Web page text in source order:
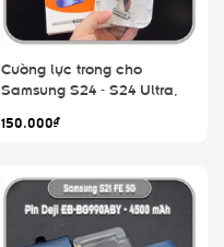
Cường lực trong cho
Samsung S24 - S24 Ultra,
tự dán
150.000₫